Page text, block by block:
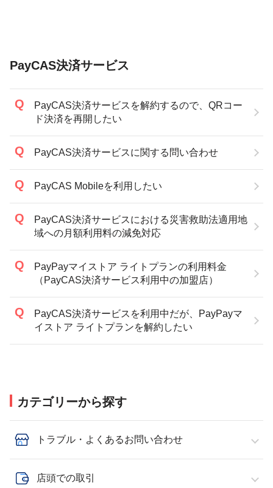
PayCAS決済サービス
PayCAS決済サービスを解約するので、QRコー
ド決済を再開したい
PayCAS決済サービスに関する問い合わせ
PayCAS Mobileを利用したい
PayCAS決済サービスにおける災害救助法適用地
域への月額利用料の減免対応
PayPayマイストア ライトプランの利用料金
（PayCAS決済サービス利用中の加盟店）
PayCAS決済サービスを利用中だが、PayPayマ
イストア ライトプランを解約したい
カテゴリーから探す
トラブル・よくあるお問い合わせ
店頭での取引